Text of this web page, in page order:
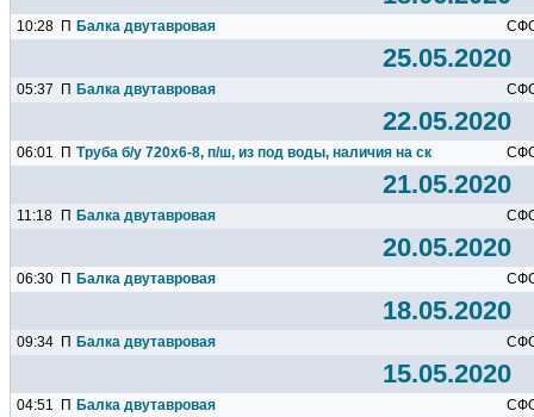
10:28 П Балка двутавровая
25.05.2020
05:37 П Балка двутавровая
22.05.2020
06:01 П Труба б/у 720х6-8, п/ш, из под воды, наличия на складе в г...
21.05.2020
11:18 П Балка двутавровая
20.05.2020
06:30 П Балка двутавровая
18.05.2020
09:34 П Балка двутавровая
15.05.2020
04:51 П Балка двутавровая